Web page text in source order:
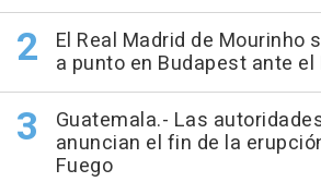
El Real Madrid de Mourinho
a punto en Budapest ante
Guatemala.- Las
anuncian el fin de la
Fuego